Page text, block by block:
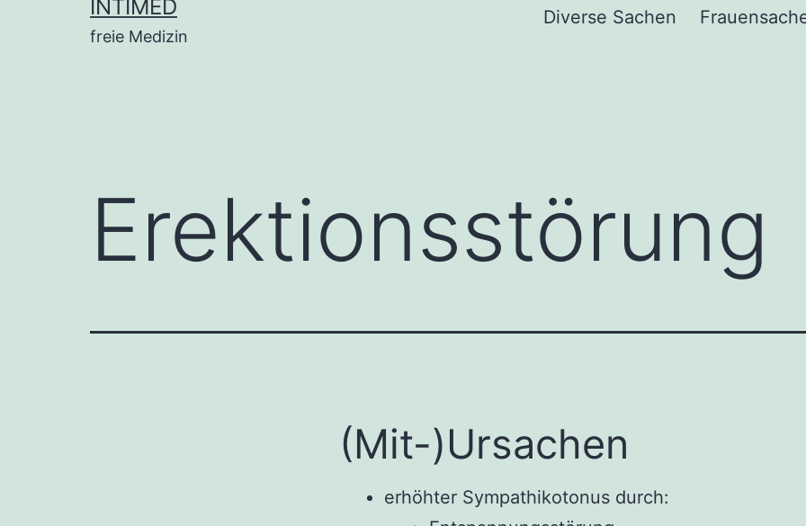
INTIMED
freie Medizin
Diverse Sachen
Erektionsstörung
(Mit-)Ursachen
erhöhter Sympathikotonus durch: